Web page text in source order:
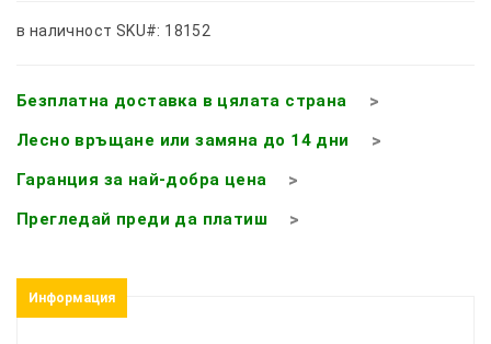
в наличност SKU#: 18152
Безплатна доставка в цялата страна
Лесно връщане или замяна до 14 дни
Гаранция за най-добра цена
Прегледай преди да платиш
Информация